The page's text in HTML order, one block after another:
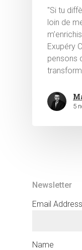
"Si tu
loin de
Exupéry
pensons
5
Newsletter
Email
Name